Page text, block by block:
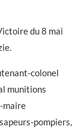
du 8 mai
colonel
munitions
maire
pompiers,